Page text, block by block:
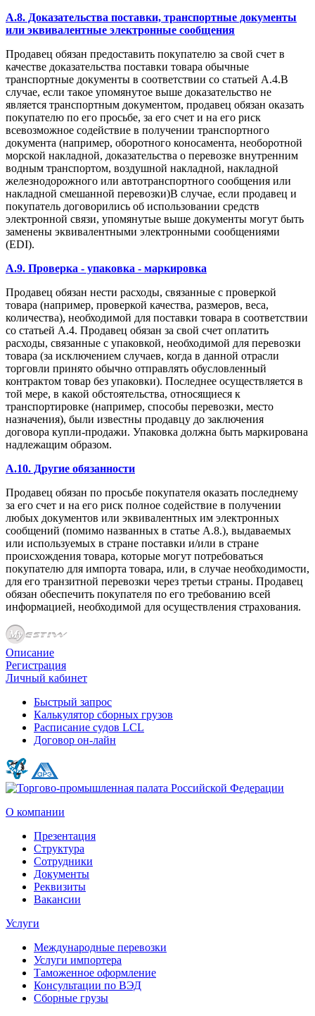
A.8. Доказательства поставки, транспортные документы
или эквивалентные электронные сообщения
Продавец обязан предоставить покупателю за свой счет в
качестве доказательства поставки товара обычные
транспортные документы в соответствии со статьей А.4.В
случае, если такое упомянутое выше доказательство не
является транспортным документом, продавец обязан оказать
покупателю по его просьбе, за его счет и на его риск
всевозможное содействие в получении транспортного
документа (например, оборотного коносамента, необоротной
морской накладной, доказательства о перевозке внутренним
водным транспортом, воздушной накладной, накладной
железнодорожного или автотранспортного сообщения или
накладной смешанной перевозки)В случае, если продавец и
покупатель договорились об использовании средств
электронной связи, упомянутые выше документы могут быть
заменены эквивалентными электронными сообщениями
(EDI).
A.9. Проверка - упаковка - маркировка
Продавец обязан нести расходы, связанные с проверкой
товара (например, проверкой качества, размеров, веса,
количества), необходимой для поставки товара в соответствии
со статьей А.4. Продавец обязан за свой счет оплатить
расходы, связанные с упаковкой, необходимой для перевозки
товара (за исключением случаев, когда в данной отрасли
торговли принято обычно отправлять обусловленный
контрактом товар без упаковки). Последнее осуществляется в
той мере, в какой обстоятельства, относящиеся к
транспортировке (например, способы перевозки, место
назначения), были известны продавцу до заключения
договора купли-продажи. Упаковка должна быть маркирована
надлежащим образом.
A.10. Другие обязанности
Продавец обязан по просьбе покупателя оказать последнему
за его счет и на его риск полное содействие в получении
любых документов или эквивалентных им электронных
сообщений (помимо названных в статье А.8.), выдаваемых
или используемых в стране поставки и/или в стране
происхождения товара, которые могут потребоваться
покупателю для импорта товара, или, в случае необходимости,
для его транзитной перевозки через третьи страны. Продавец
обязан обеспечить покупателя по его требованию всей
информацией, необходимой для осуществления страхования.
Описание
Регистрация
Личный кабинет
Быстрый запрос
Калькулятор сборных грузов
Расписание судов LCL
Договор он-лайн
О компании
Презентация
Структура
Сотрудники
Документы
Реквизиты
Вакансии
Услуги
Международные перевозки
Услуги импортера
Таможенное оформление
Консультации по ВЭД
Сборные грузы